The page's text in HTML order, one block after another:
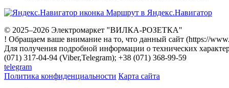
Маршрут в Яндекс.Навигатор
© 2025–2026 Электромаркет "ВИЛКА-РОЗЕТКА"
! Обращаем ваше внимание на то, что данный сайт (https://
Для получения подробной информации о технических
(071) 317-04-94 (Viber,Telegram); +38 (071) 368-99-59
telegram
Политика конфиденциальности Карта сайта